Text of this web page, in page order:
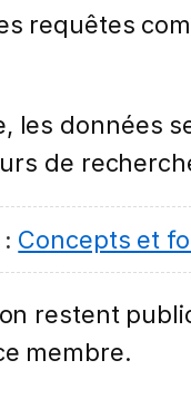
requêtes
les données
de
Concepts et
restent
membre.